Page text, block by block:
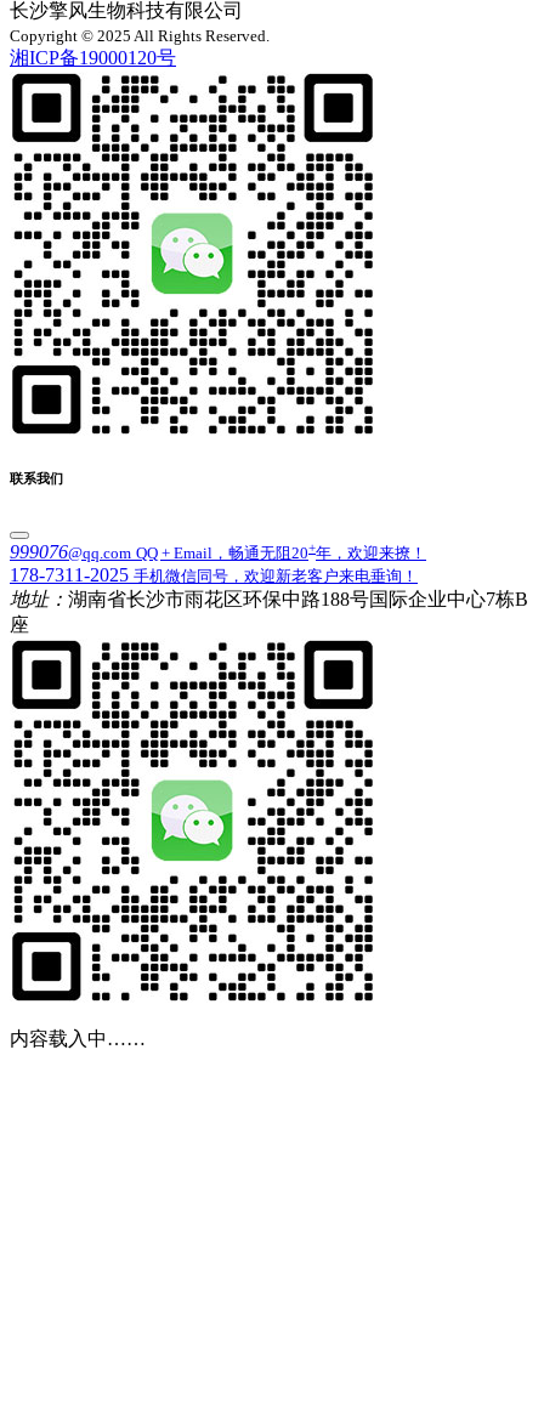
长沙擎风生物科技有限公司
Copyright © 2025 All Rights Reserved.
湘ICP备19000120号
联系我们
999076@qq.com QQ + Email，畅通无阻20+年，欢迎来撩！
178-7311-2025 手机微信同号，欢迎新老客户来电垂询！
地址： 湖南省长沙市雨花区环保中路188号国际企业中心7栋B
座
内容载入中……